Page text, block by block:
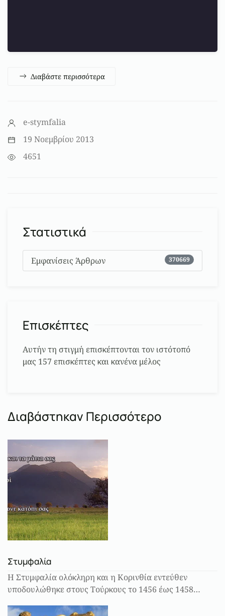
Διαβάστε περισσότερα
e-stymfalia
19 Νοεμβρίου 2013
4651
Στατιστικά
Εμφανίσεις Άρθρων 370669
Επισκέπτες
Αυτήν τη στιγμή επισκέπτονται τον ιστότοπό
μας 157 επισκέπτες και κανένα μέλος
Διαβάστηκαν Περισσότερο
Στυμφαλία
Η Στυμφαλία ολόκληρη και η Κορινθία εντεύθεν
υποδουλώθηκε στους Τούρκους το 1456 έως 1458…